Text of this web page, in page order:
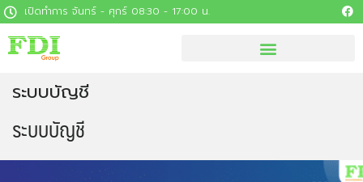
เปิดทำการ จันทร์ - ศุกร์ 08:30 - 17:00 น.
ระบบบัญชี
ระบบบัญชี